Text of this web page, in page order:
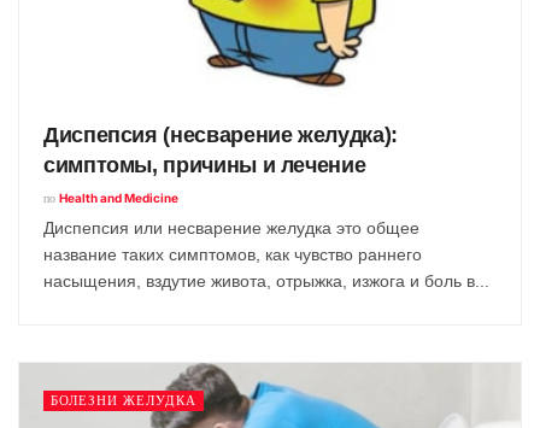
Диспепсия (несварение желудка):
симптомы, причины и лечение
по Health and Medicine
Диспепсия или несварение желудка это общее
название таких симптомов, как чувство раннего
насыщения, вздутие живота, отрыжка, изжога и боль в...
БОЛЕЗНИ ЖЕЛУДКА